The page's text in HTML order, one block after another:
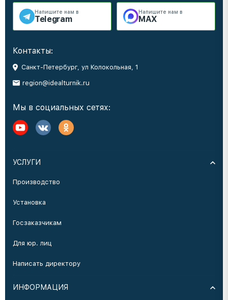
Напишите нам в
Telegram
Напишите нам в
MAX
Контакты:
Санкт-Петербург, ул Колокольная, 1
region@idealturnik.ru
Мы в социальных сетях:
УСЛУГИ
Производство
Установка
Госзаказчикам
Для юр. лиц
Написать директору
ИНФОРМАЦИЯ